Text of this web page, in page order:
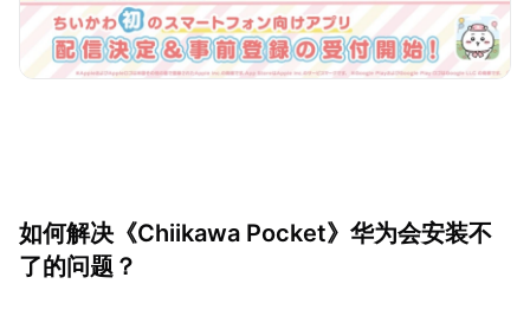
如何解决《Chiikawa Pocket》华为会安装不
了的问题？